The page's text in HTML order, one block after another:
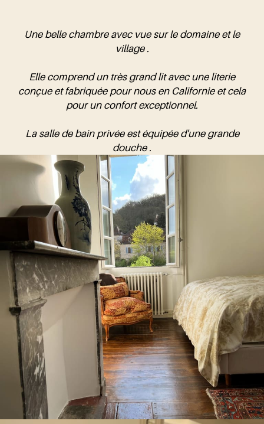
Une belle chambre avec vue sur le domaine et le
village .
Elle comprend un très grand lit avec une literie
conçue et fabriquée pour nous en Californie et cela
pour un confort exceptionnel.
La salle de bain privée est équipée d'une grande
douche .